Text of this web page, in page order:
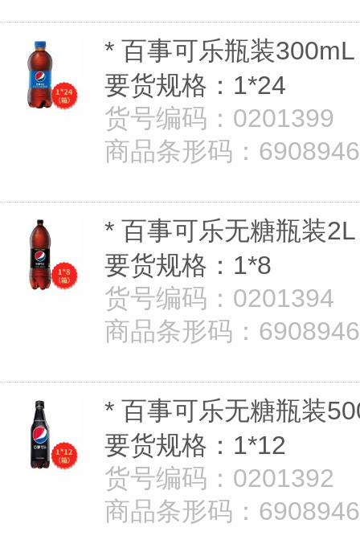
* 百事可乐瓶装300mL
要货规格：1*24
货号编码：0201399
商品条形码：
* 百事可乐无糖瓶装2L
要货规格：1*8
货号编码：0201394
商品条形码：
* 百事可乐无糖瓶装
要货规格：1*12
货号编码：0201392
商品条形码：